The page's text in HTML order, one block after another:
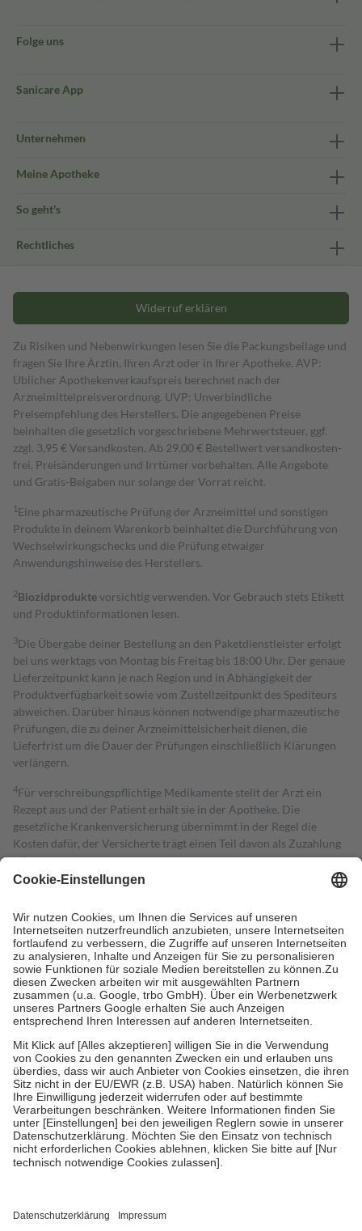
Folge uns
Sanicare App
Unternehmen
Meine Apotheke
So geht's
Rechtliches
Widerruf erklären
Zu Risiken und Nebenwirkungen lesen Sie die Packungsbeilage und
fragen Sie Ihre Ärztin, Ihren Arzt oder in Ihrer Apotheke. AVP:
Üblicher Apothekenverkaufspreis berechnet nach der
Arzneimittelpreisverordnung. UVP: Unverbindliche
Preisempfehlung des Herstellers. Die angegebenen Preise
beinhalten die gesetzlich vorgeschriebene Mehrwertsteuer, ggf.
zzgl. 3,95 € Versandkosten. Ab 29,00 € Bestell­wert versand­kosten­
frei. Preisänderungen und Irrtümer vorbehalten. Alle Angebote
und Gratis-Beigaben nur solange der Vorrat reicht.
1 Eine pharmazeutische Prüfung der Arzneimittel und sonstigen
Produkte in deinem Warenkorb beinhaltet die Durchführung von
Wechselwirkungschecks und die Prüfung etwaiger
Anwendungshinweise des Herstellers.
2Biozidproduktevorsichtig verwenden. Vor Gebrauch stets Etikett
und Produktinformationen lesen.
3Die Übergabe deiner Bestellung an den Paketdienstleister erfolgt
bei uns werktags von Montag bis Freitag bis 18:00 Uhr. Der genaue
Lieferzeitpunkt kann je nach Region und in Abhängigkeit der
Produktverfügbarkeit sowie vom Zustellzeitpunkt des Spediteurs
abweichen. Darüber hinaus können notwendige pharmazeutische
Prüfungen, die zu deiner Arzneimittelsicherheit dienen, die
Lieferfrist um die Dauer der Prüfungen einschließlich Klärungen
verlängern.
4Für verschreibungspflichtige Medikamente stellt der Arzt ein
Rezept aus und der Patient erhält sie in der Apotheke. Die
gesetzliche Krankenversicherung übernimmt in der Regel die
Kosten dafür, der Versicherte trägt einen Teil davon als Zuzahlung
mit.
Grundsätzlich leisten Mitglieder Zuzahlungen in Höhe von zehn
höchstens zehn Euro.
Es sind jedoch nie mehr als die tatsächlichen
Kosten der Leistung zu entrichten.
Diese Regeln gelten grundsätzlich auch für Online-Apotheken.
Bei Heilmitteln und häuslicher Krankenpflege beträgt die
Zuzahlung zehn Prozent der Kosten sowie zehn Euro je
Verordnung.
Um das Engagement der Versicherten für ihre eigene Gesundheit zu
stärken und die besondere Stellung der Familie zu unterstützen,
fallenkeine Zuzahlungenan bei:
• Kindern und Jugendlichen bis zum vollendeten 18. Lebensjahr
mit Ausnahme der Fahrkosten
• Untersuchungen zur Vorsorge und Früherkennung, die von der
GKV getragen werden
• empfohlenen Schutzimpfungen
• Harn- und Blutteststreifen
getroffen, um sicherzustellen, dass es sich um echte Bewertungen